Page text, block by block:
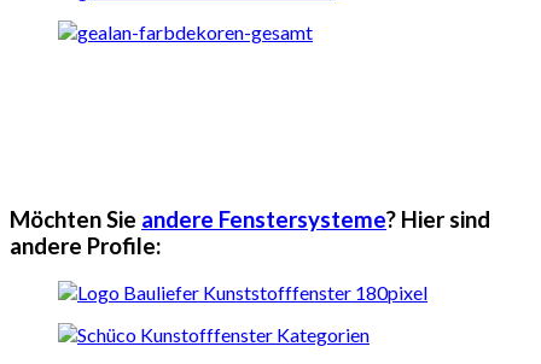
Möchten Sie andere Fenstersysteme? Hier sind
andere Profile: